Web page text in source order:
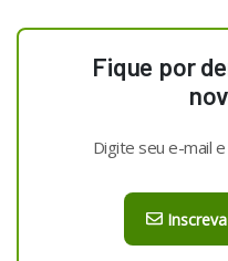
Fique por
Digite seu e-mail